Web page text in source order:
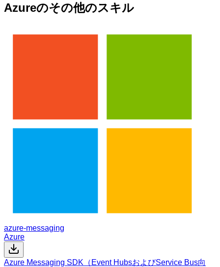
Azureのその他のスキル
azure-messaging
Azure
Azure Messaging SDK（Event HubsおよびService Bus向